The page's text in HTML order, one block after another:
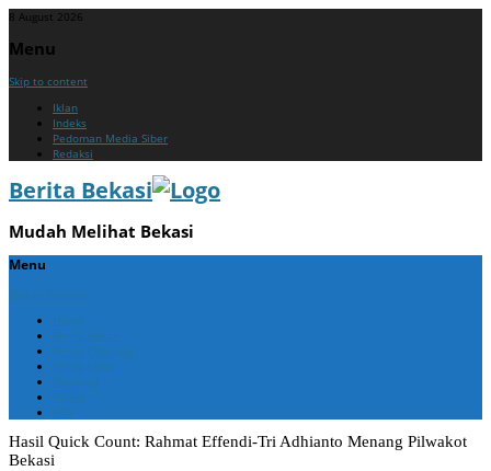
8 August 2026
Menu
Skip to content
Iklan
Indeks
Pedoman Media Siber
Redaksi
Berita Bekasi
Mudah Melihat Bekasi
Menu
Skip to content
Home
Berita Bekasi
Berita Cikarang
Berita Jabar
Nasional
Politik
ADV
Hasil Quick Count: Rahmat Effendi-Tri Adhianto Menang Pilwakot
Bekasi